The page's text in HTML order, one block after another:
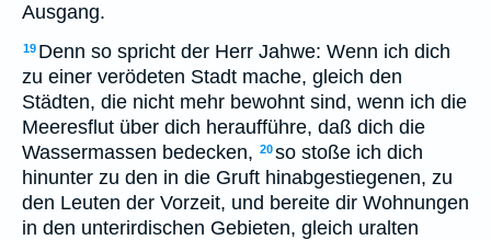
Ausgang.
19 Denn so spricht der Herr Jahwe: Wenn ich dich
zu einer verödeten Stadt mache, gleich den
Städten, die nicht mehr bewohnt sind, wenn ich die
Meeresflut über dich heraufführe, daß dich die
Wassermassen bedecken, 20so stoße ich dich
hinunter zu den in die Gruft hinabgestiegenen, zu
den Leuten der Vorzeit, und bereite dir Wohnungen
in den unterirdischen Gebieten, gleich uralten